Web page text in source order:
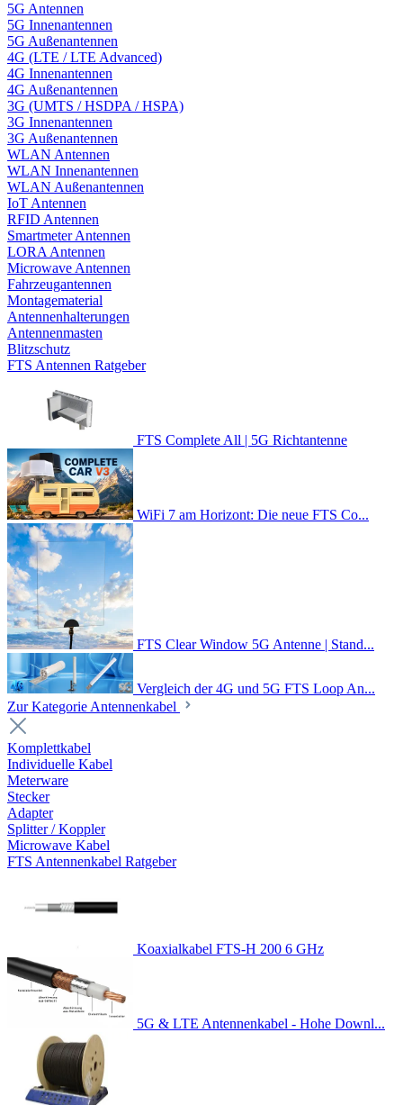
5G Antennen
5G Innenantennen
5G Außenantennen
4G (LTE / LTE Advanced)
4G Innenantennen
4G Außenantennen
3G (UMTS / HSDPA / HSPA)
3G Innenantennen
3G Außenantennen
WLAN Antennen
WLAN Innenantennen
WLAN Außenantennen
IoT Antennen
RFID Antennen
Smartmeter Antennen
LORA Antennen
Microwave Antennen
Fahrzeugantennen
Montagematerial
Antennenhalterungen
Antennenmasten
Blitzschutz
FTS Antennen Ratgeber
FTS Complete All | 5G Richtantenne
WiFi 7 am Horizont: Die neue FTS Co...
FTS Clear Window 5G Antenne | Stand...
Vergleich der 4G und 5G FTS Loop An...
Zur Kategorie Antennenkabel
Komplettkabel
Individuelle Kabel
Meterware
Stecker
Adapter
Splitter / Koppler
Microwave Kabel
FTS Antennenkabel Ratgeber
Koaxialkabel FTS-H 200 6 GHz
5G & LTE Antennenkabel - Hohe Downl...